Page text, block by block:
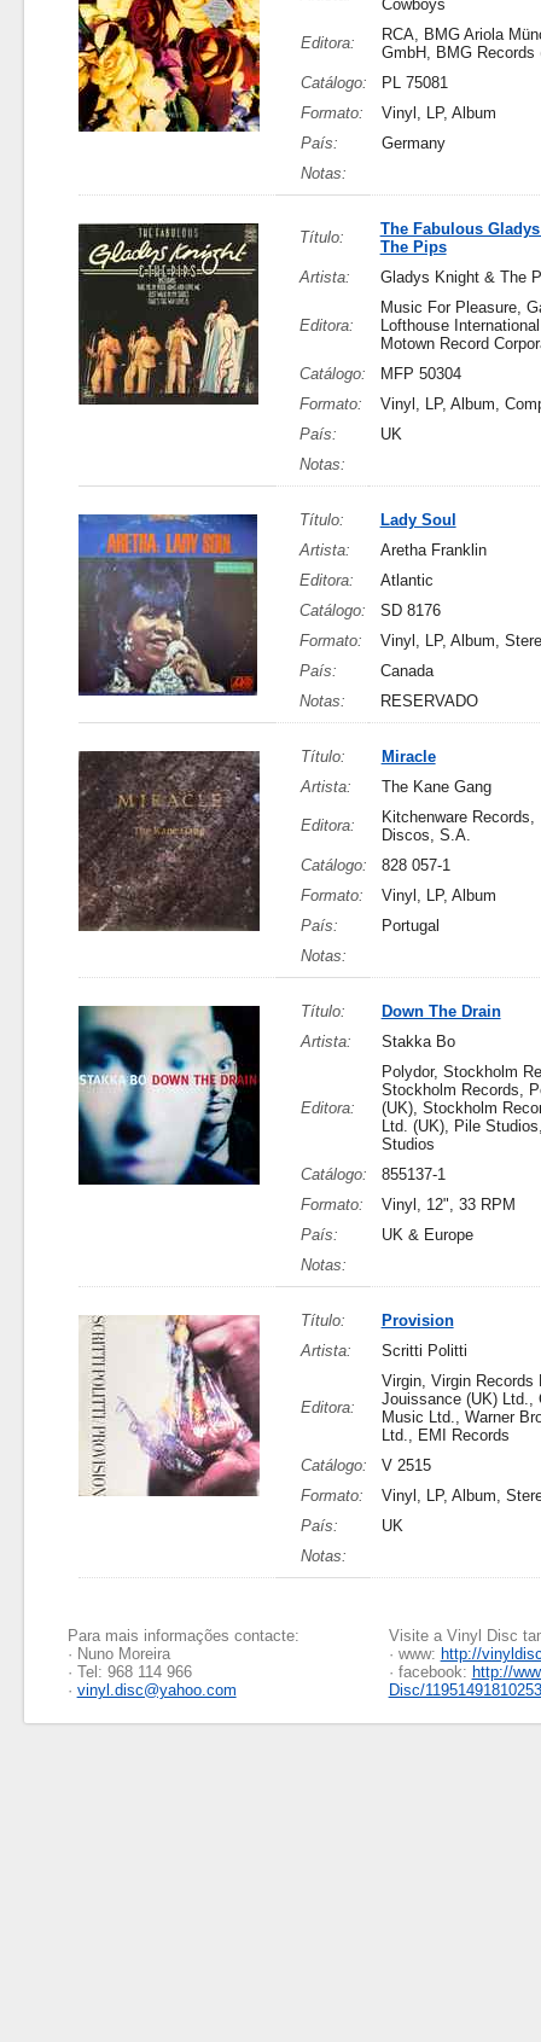
Cowboys
Editora:
RCA, BMG Ariola
GmbH, BMG Records
Catálogo:
PL 75081
Formato:
Vinyl, LP, Album
País:
Germany
Notas:
Título:
The Fabulous
The Pips
Artista:
Gladys Knight & The
Editora:
Music For Pleasure,
Lofthouse
Motown Record
Catálogo:
MFP 50304
Formato:
Vinyl, LP, Album,
País:
UK
Notas:
Título:
Lady Soul
Artista:
Aretha Franklin
Editora:
Atlantic
Catálogo:
SD 8176
Formato:
Vinyl, LP, Album,
País:
Canada
Notas:
RESERVADO
Título:
Miracle
Artista:
The Kane Gang
Editora:
Kitchenware Records,
Discos, S.A.
Catálogo:
828 057-1
Formato:
Vinyl, LP, Album
País:
Portugal
Notas:
Título:
Down The Drain
Artista:
Stakka Bo
Editora:
Polydor, Stockholm
Stockholm Records,
(UK), Stockholm
Ltd. (UK), Pile
Studios
Catálogo:
855137-1
Formato:
Vinyl, 12", 33 RPM
País:
UK & Europe
Notas:
Título:
Provision
Artista:
Scritti Politti
Editora:
Virgin, Virgin Records
Jouissance (UK) Ltd.,
Music Ltd., Warner
Ltd., EMI Records
Catálogo:
V 2515
Formato:
Vinyl, LP, Album,
País:
UK
Notas:
Para mais informações contacte:
· Nuno Moreira
· Tel: 968 114 966
· vinyl.disc@yahoo.com
Visite a Vinyl Disc
· www: http://
· facebook: http://
Disc/